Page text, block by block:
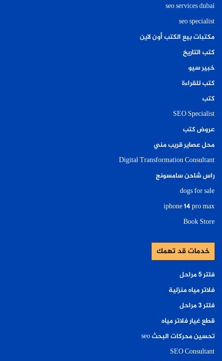
seo services dubai
seo specialist
مكتبات بيع الكتب أون لاين
كتب التاريخ
خبير سيو
كتب للقراءة
كتب
SEO Specialist
عروض كتب
محل عصاير قريب مني
Digital Transformation Consultant
راس شاحن سامسونج
dogs for sale
iphone 14 pro max
Book Store
خدمات قد تهمك
فلتر ٥ مراحل
فلاتر مياه منزلية
فلتر ٣ مراحل
قطع غيار فلاتر مياه
تحسين محركات البحث seo
SEO Consultant